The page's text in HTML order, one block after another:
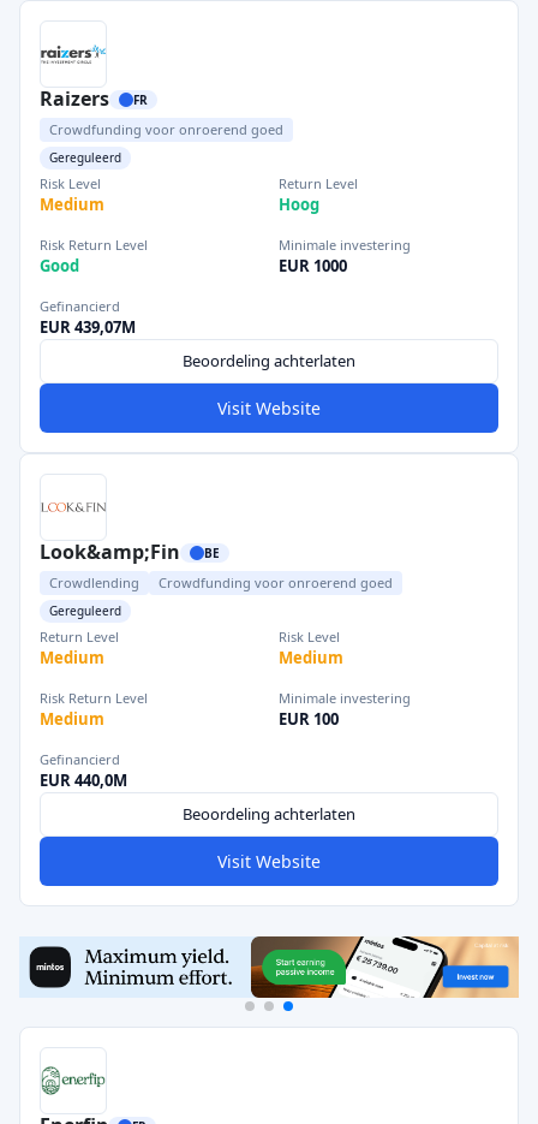
Raizers FR
Crowdfunding voor onroerend goed
Gereguleerd
Risk Level
Medium
Return Level
Hoog
Risk Return Level
Good
Minimale investering
EUR 1000
Gefinancierd
EUR 439,07M
Beoordeling achterlaten
Visit Website
Look&amp;Fin BE
Crowdlending Crowdfunding voor onroerend goed
Gereguleerd
Return Level
Medium
Risk Level
Medium
Risk Return Level
Medium
Minimale investering
EUR 100
Gefinancierd
EUR 440,0M
Beoordeling achterlaten
Visit Website